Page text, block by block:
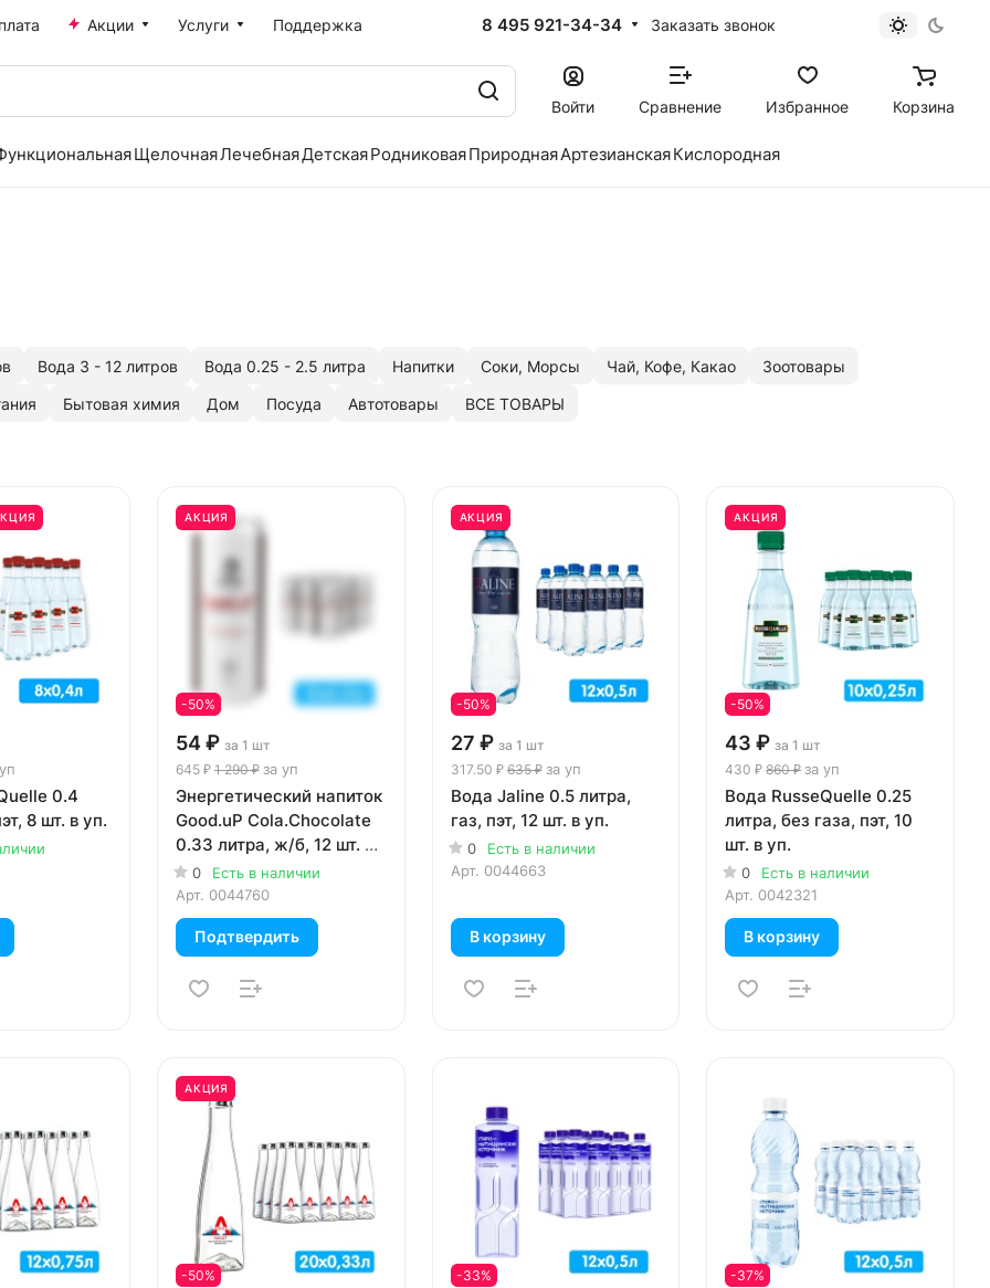
Акции Услуги Поддержка 8 495 921-34-34 Заказать звонок
Войти Сравнение Избранное Корзина
ЩелочнаяЛечебнаяДетскаяРодниковаяПрироднаяАртезианскаяКислородная
Вода 3 - 12 литров Вода 0.25 - 2.5 литра Напитки Соки, Морсы Чай, Кофе, Какао
Зоотовары
Бытовая химия Дом Посуда Автотовары ВСЕ ТОВАРЫ
0.4
8 шт. в уп.
АКЦИЯ
-50%
54 ₽ за 1 шт
645 ₽1 290 ₽ за уп
Энергетический напиток
Good.uP Cola.Chocolate
0.33 литра, ж/б, 12 шт. в
уп.
0
Есть в наличии
Арт. 0044760
Подтвердить
АКЦИЯ
-50%
27 ₽ за 1 шт
317.50 ₽635 ₽ за уп
Вода Jaline 0.5 литра,
газ, пэт, 12 шт. в уп.
0
Есть в наличии
Арт. 0044663
В корзину
АКЦИЯ
-50%
43 ₽ за 1 шт
430 ₽860 ₽ за уп
Вода RusseQuelle 0.25
литра, без газа, пэт, 10
шт. в уп.
0
Есть в наличии
Арт. 0042321
В корзину
АКЦИЯ
-50% -33% -37%